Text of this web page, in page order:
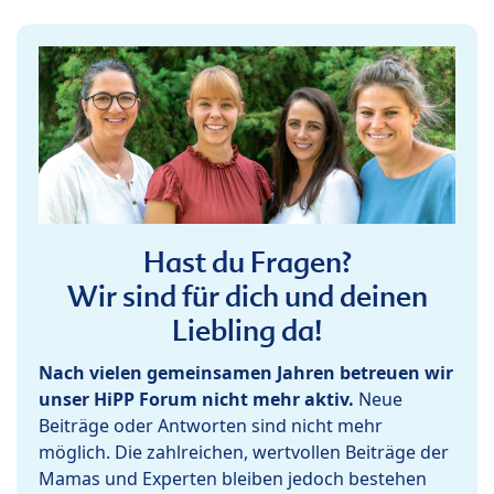
Hast du Fragen?
Wir sind für dich und deinen
Liebling da!
Nach vielen gemeinsamen Jahren betreuen wir
unser HiPP Forum nicht mehr aktiv. Neue
Beiträge oder Antworten sind nicht mehr
möglich. Die zahlreichen, wertvollen Beiträge der
Mamas und Experten bleiben jedoch bestehen